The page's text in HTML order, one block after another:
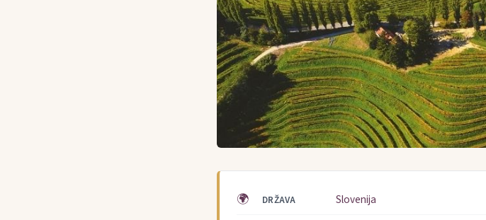
🌍 DRŽAVA Slovenija